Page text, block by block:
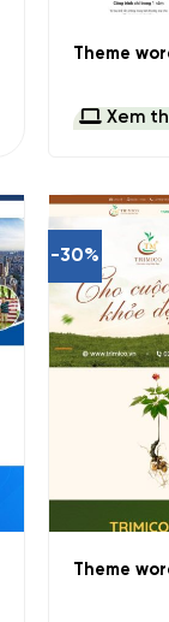
Theme
Xem
-30%
Theme